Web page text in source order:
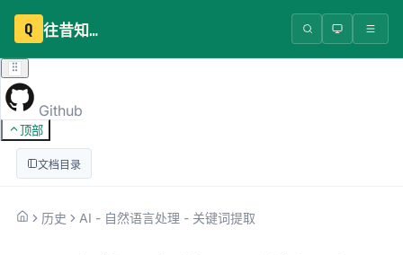
Q 往昔知识库
Github
顶部
文档目录
历史 AI - 自然语言处理 - 关键词提取